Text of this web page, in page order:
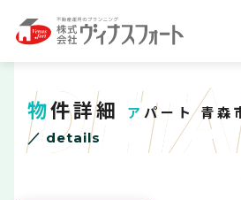
物件詳細 アパート 青森
／ details